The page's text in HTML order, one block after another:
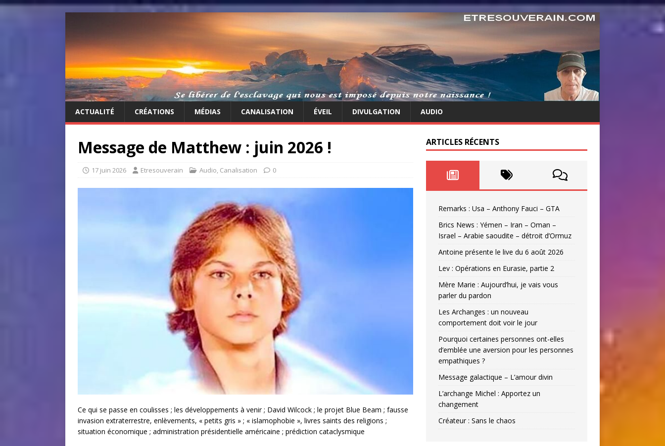
ACTUALITÉ CRÉATIONS MÉDIAS CANALISATION ÉVEIL DIVULGATION AUDIO
Message de Matthew : juin 2026 !
17 juin 2026 Etresouverain Audio, Canalisation 0
Ce qui se passe en coulisses ; les développements à venir ; David Wilcock ; le projet Blue Beam ; fausse
invasion extraterrestre, enlèvements, « petits gris » ; « islamophobie », livres saints des religions ;
situation économique ; administration présidentielle américaine ; prédiction cataclysmique
ARTICLES RÉCENTS
Remarks : Usa – Anthony Fauci – GTA
Brics News : Yémen – Iran – Oman –
Israel – Arabie saoudite – détroit d’Ormuz
Antoine présente le live du 6 août 2026
Lev : Opérations en Eurasie, partie 2
Mère Marie : Aujourd’hui, je vais vous
parler du pardon
Les Archanges : un nouveau
comportement doit voir le jour
Pourquoi certaines personnes ont-elles
d’emblée une aversion pour les personnes
empathiques ?
Message galactique – L’amour divin
L’archange Michel : Apportez un
changement
Créateur : Sans le chaos